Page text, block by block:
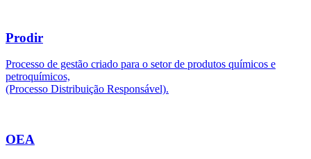
Prodir
Processo de gestão criado para o setor de produtos químicos e
petroquímicos,
(Processo Distribuição Responsável).
OEA